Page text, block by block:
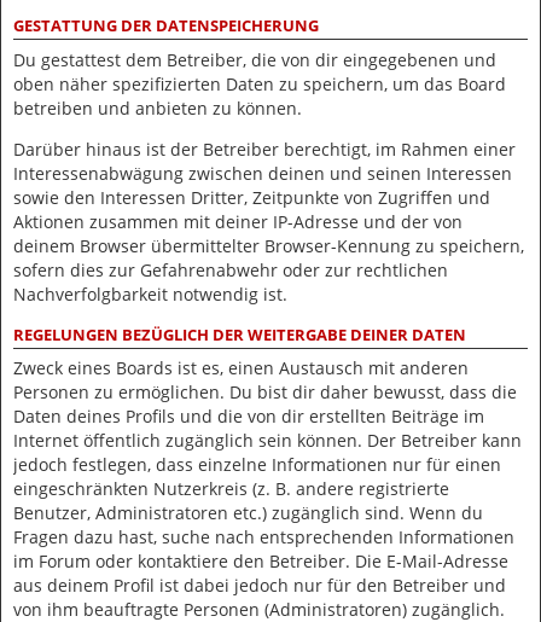
GESTATTUNG DER DATENSPEICHERUNG
Du gestattest dem Betreiber, die von dir eingegebenen und
oben näher spezifizierten Daten zu speichern, um das Board
betreiben und anbieten zu können.
Darüber hinaus ist der Betreiber berechtigt, im Rahmen einer
Interessenabwägung zwischen deinen und seinen Interessen
sowie den Interessen Dritter, Zeitpunkte von Zugriffen und
Aktionen zusammen mit deiner IP-Adresse und der von
deinem Browser übermittelter Browser-Kennung zu speichern,
sofern dies zur Gefahrenabwehr oder zur rechtlichen
Nachverfolgbarkeit notwendig ist.
REGELUNGEN BEZÜGLICH DER WEITERGABE DEINER DATEN
Zweck eines Boards ist es, einen Austausch mit anderen
Personen zu ermöglichen. Du bist dir daher bewusst, dass die
Daten deines Profils und die von dir erstellten Beiträge im
Internet öffentlich zugänglich sein können. Der Betreiber kann
jedoch festlegen, dass einzelne Informationen nur für einen
eingeschränkten Nutzerkreis (z. B. andere registrierte
Benutzer, Administratoren etc.) zugänglich sind. Wenn du
Fragen dazu hast, suche nach entsprechenden Informationen
im Forum oder kontaktiere den Betreiber. Die E-Mail-Adresse
aus deinem Profil ist dabei jedoch nur für den Betreiber und
von ihm beauftragte Personen (Administratoren) zugänglich.